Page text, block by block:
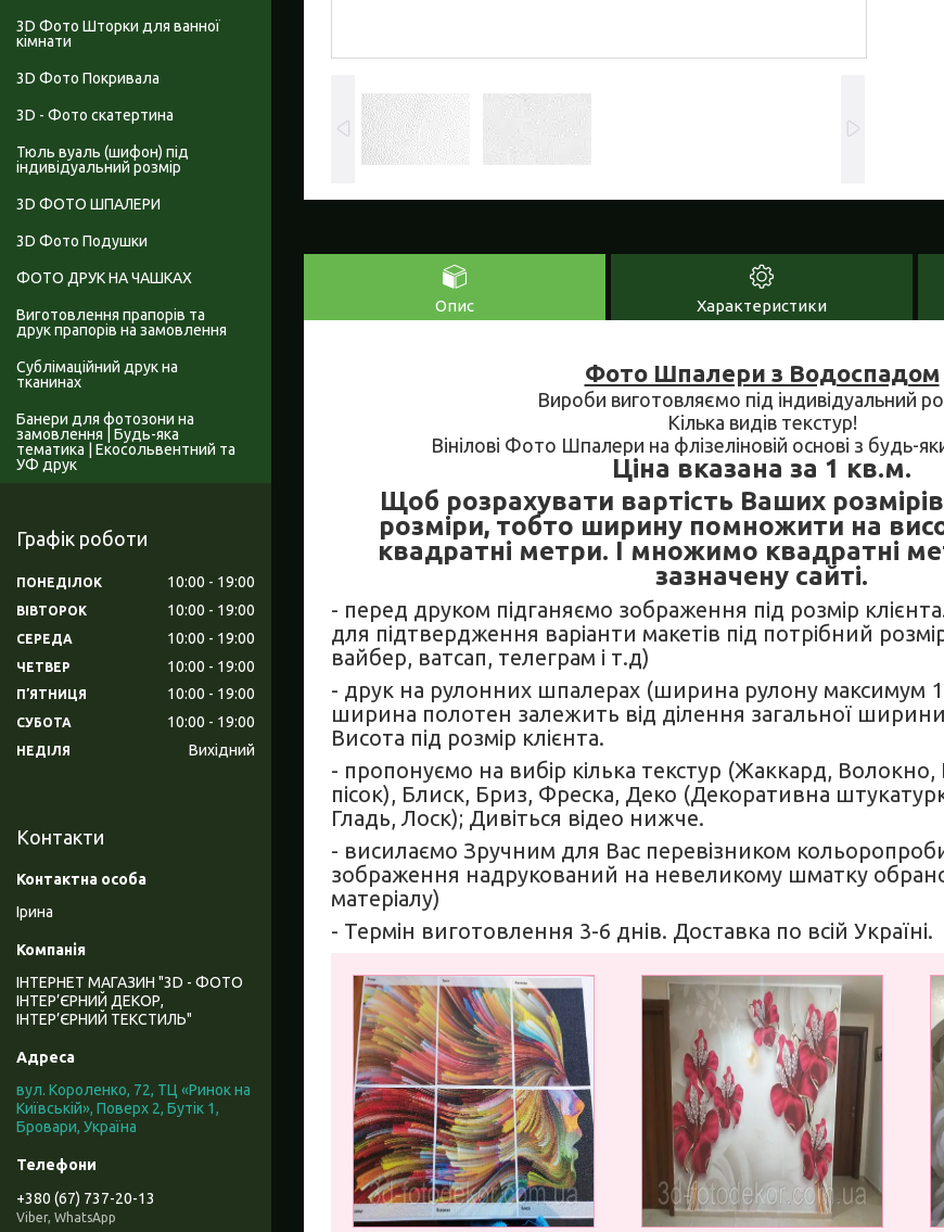
Опис Характеристики
Фото Шпалери з Водоспадом
Вироби виготовляємо під індивідуальний
Кілька видів текстур!
Вінілові Фото Шпалери на флізеліновій основі з будь-
Ціна вказана за 1 кв.м.
Щоб розрахувати вартість Ваших
розміри, тобто ширину помножити на
квадратні метри. І множимо квадратні
зазначену сайті.
- перед друком підганяємо зображення під розмір
для підтвердження варіанти макетів під потрібний
вайбер, ватсап, телеграм і т.д)
- друк на рулонних шпалерах (ширина рулону максимум
ширина полотен залежить від ділення загальної ширини
Висота під розмір клієнта.
- пропонуємо на вибір кілька текстур (Жаккард,
пісок), Блиск, Бриз, Фреска, Деко (Декоративна
Гладь, Лоск); Дивіться відео нижче.
- висилаємо Зручним для Вас перевізником
зображення надрукований на невеликому шматку
матеріалу)
- Термін виготовлення 3-6 днів. Доставка по всій Україні.
3D Фото Шторки для ванної
кімнати
3D Фото Покривала
3D - Фото скатертина
Тюль вуаль (шифон) під
індивідуальний розмір
3D ФОТО ШПАЛЕРИ
3D Фото Подушки
ФОТО ДРУК НА ЧАШКАХ
Виготовлення прапорів та
друк прапорів на замовлення
Сублімаційний друк на
тканинах
Банери для фотозони на
замовлення | Будь-яка
тематика | Екосольвентний та
УФ друк
Графік роботи
ПОНЕДІЛОК 10:00 19:00
ВІВТОРОК 10:00 19:00
СЕРЕДА 10:00 19:00
ЧЕТВЕР 10:00 19:00
ПʼЯТНИЦЯ 10:00 19:00
СУБОТА 10:00 19:00
НЕДІЛЯ Вихідний
Контакти
Ірина
ІНТЕРНЕТ МАГАЗИН "3D - ФОТО
ІНТЕР’ЄРНИЙ ДЕКОР,
ІНТЕР’ЄРНИЙ ТЕКСТИЛЬ"
вул. Короленко, 72, ТЦ «Ринок на
Київській», Поверх 2, Бутік 1,
Бровари, Україна
+380 (67) 737-20-13
Viber, WhatsApp